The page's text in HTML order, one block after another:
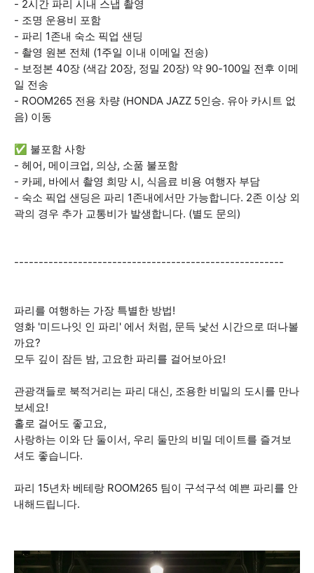
- 2시간 파리 시내 스냅 촬영
- 조명 운용비 포함
- 파리 1존내 숙소 픽업 샌딩
- 촬영 원본 전체 (1주일 이내 이메일 전송)
- 보정본 40장 (색감 20장, 정밀 20장) 약 90-100일 전후 이메
일 전송
- ROOM265 전용 차량 (HONDA JAZZ 5인승. 유아 카시트 없
음) 이동
✅ 불포함 사항
- 헤어, 메이크업, 의상, 소품 불포함
- 카페, 바에서 촬영 희망 시, 식음료 비용 여행자 부담
- 숙소 픽업 샌딩은 파리 1존내에서만 가능합니다. 2존 이상 외
곽의 경우 추가 교통비가 발생합니다. (별도 문의)
-------------------------------------------------------
파리를 여행하는 가장 특별한 방법!
영화 '미드나잇 인 파리' 에서 처럼, 문득 낯선 시간으로 떠나볼
까요?
모두 깊이 잠든 밤, 고요한 파리를 걸어보아요!
관광객들로 북적거리는 파리 대신, 조용한 비밀의 도시를 만나
보세요!
홀로 걸어도 좋고요,
사랑하는 이와 단 둘이서, 우리 둘만의 비밀 데이트를 즐겨보
셔도 좋습니다.
파리 15년차 베테랑 ROOM265 팀이 구석구석 예쁜 파리를 안
내해드립니다.